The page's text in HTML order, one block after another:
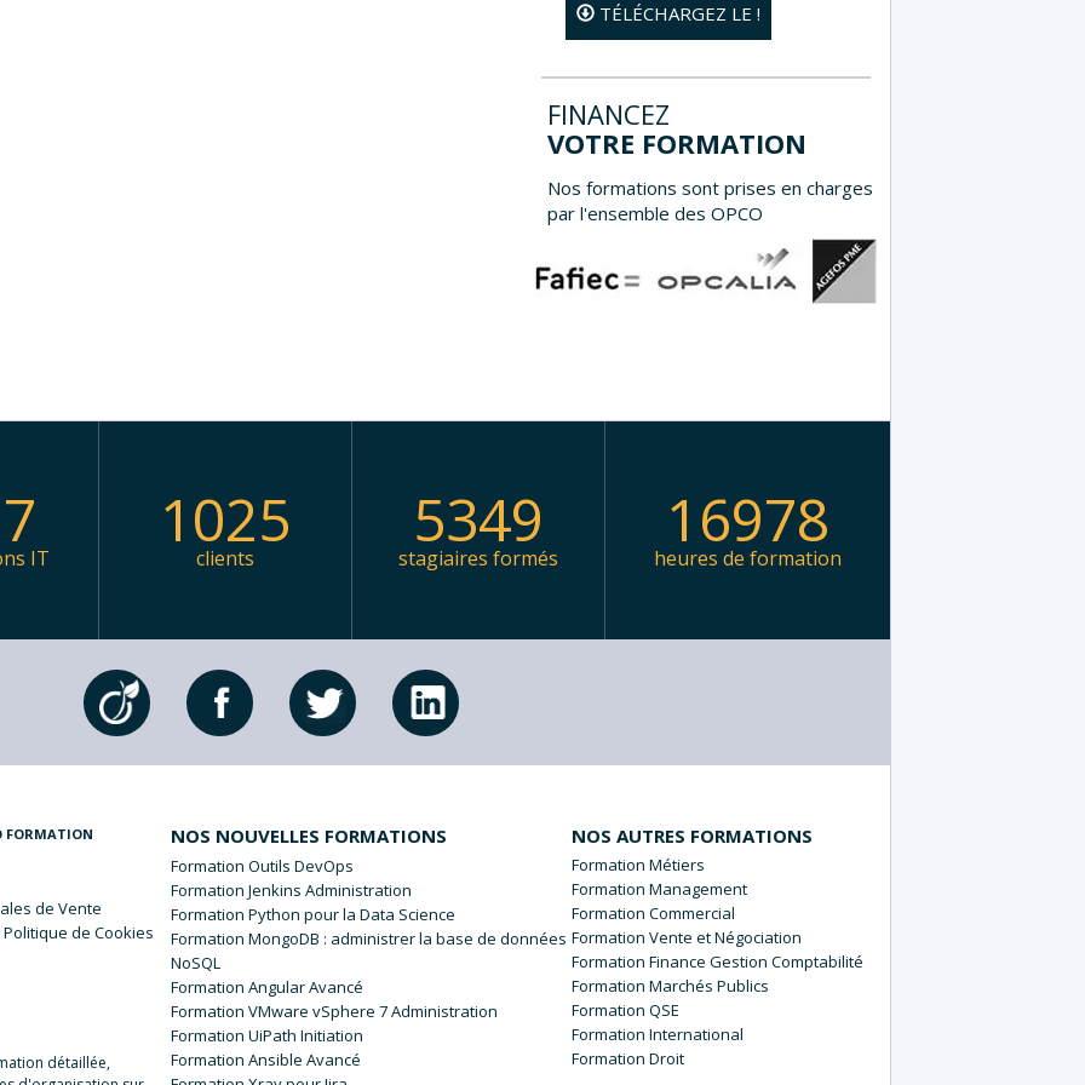
TÉLÉCHARGEZ LE !
FINANCEZ
VOTRE FORMATION
Nos formations sont prises en charges
par l'ensemble des OPCO
IT 1025
clients 5349
stagiaires formés 16978
heures de formation
FORMATION
de Vente
de Cookies
détaillée,
NOS NOUVELLES FORMATIONS
Formation Outils DevOps
Formation Jenkins Administration
Formation Python pour la Data Science
Formation MongoDB : administrer la base de données
NoSQL
Formation Angular Avancé
Formation VMware vSphere 7 Administration
Formation UiPath Initiation
Formation Ansible Avancé
NOS AUTRES FORMATIONS
Métiers
Management
Commercial
Vente et Négociation
Finance Gestion Comptabilité
Marchés Publics
QSE
International
Droit